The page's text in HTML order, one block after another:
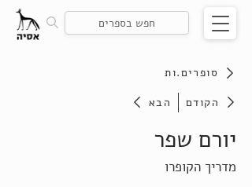
סופרים.ות
הבא
הקודם
יורם שפר
מדריך הקופרו